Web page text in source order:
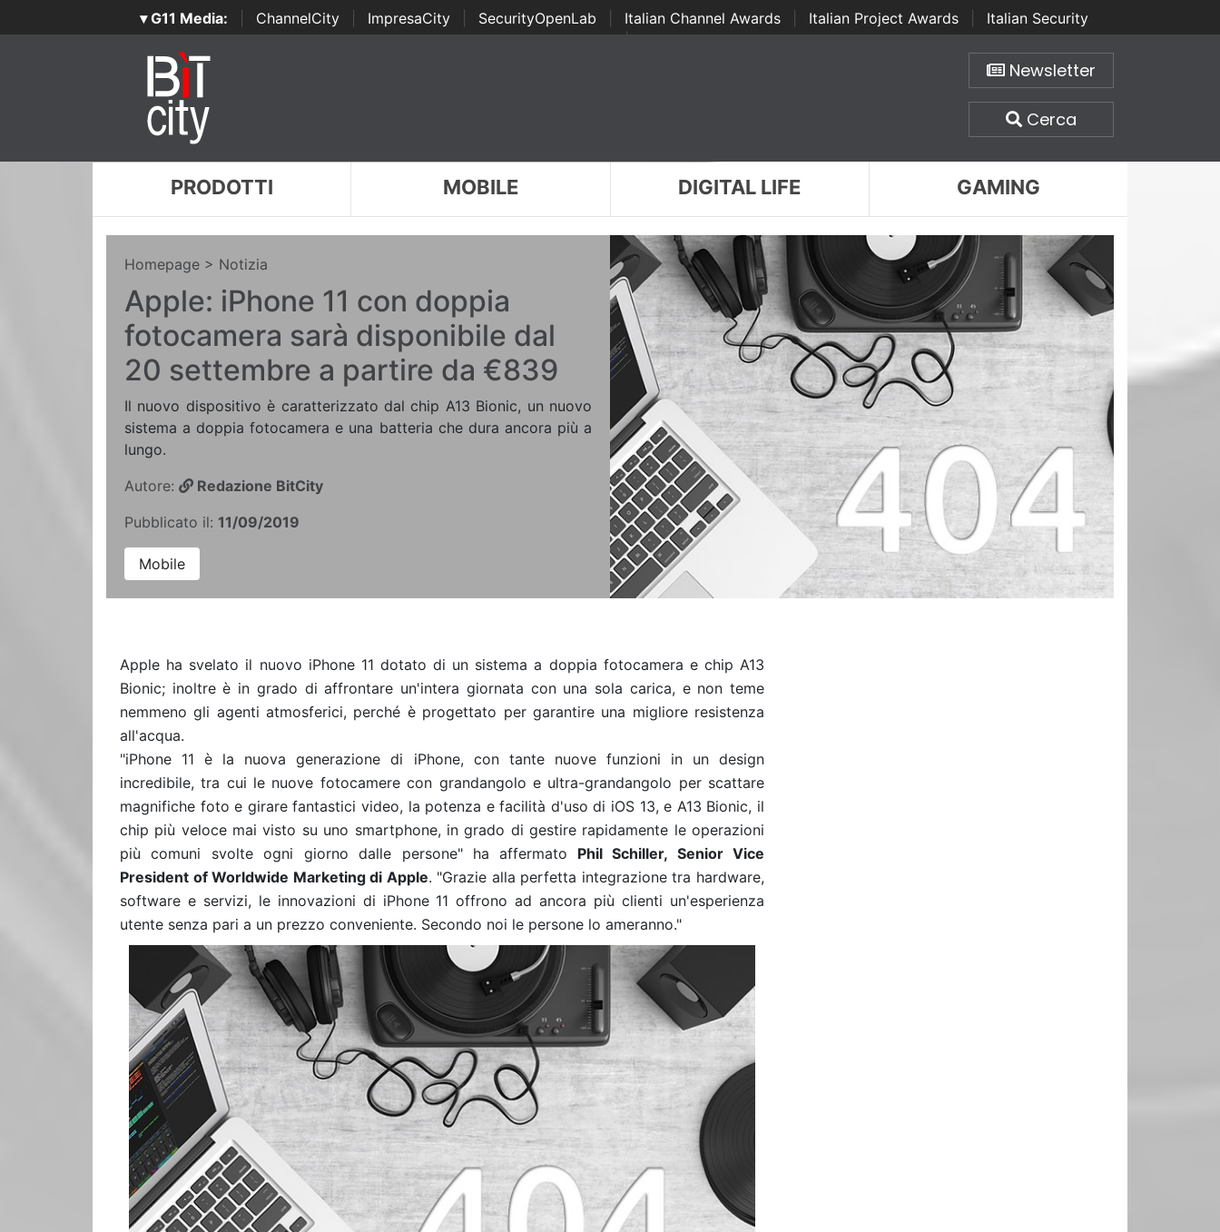
▾ G11 Media: ChannelCity ImpresaCity SecurityOpenLab Italian Channel Awards Italian Project Awards
Italian Security
Awards | ...
Newsletter
Cerca
PRODOTTI MOBILE DIGITAL LIFE GAMING
Homepage > Notizia
Apple: iPhone 11 con doppia
fotocamera sarà disponibile dal
20 settembre a partire da €839
Il nuovo dispositivo è caratterizzato dal chip A13 Bionic, un nuovo
sistema a doppia fotocamera e una batteria che dura ancora più a
lungo.
Autore:
Redazione BitCity
Pubblicato il: 11/09/2019
Mobile
Apple ha svelato il nuovo iPhone 11 dotato di un sistema a doppia fotocamera e chip A13
Bionic; inoltre è in grado di affrontare un'intera giornata con una sola carica, e non teme
nemmeno gli agenti atmosferici, perché è progettato per garantire una migliore resistenza
all'acqua.
"iPhone 11 è la nuova generazione di iPhone, con tante nuove funzioni in un design
incredibile, tra cui le nuove fotocamere con grandangolo e ultra-grandangolo per scattare
magnifiche foto e girare fantastici video, la potenza e facilità d'uso di iOS 13, e A13 Bionic, il
chip più veloce mai visto su uno smartphone, in grado di gestire rapidamente le operazioni
più comuni svolte ogni giorno dalle persone" ha affermato Phil Schiller, Senior Vice
President of Worldwide Marketing di Apple. "Grazie alla perfetta integrazione tra hardware,
software e servizi, le innovazioni di iPhone 11 offrono ad ancora più clienti un'esperienza
utente senza pari a un prezzo conveniente. Secondo noi le persone lo ameranno."